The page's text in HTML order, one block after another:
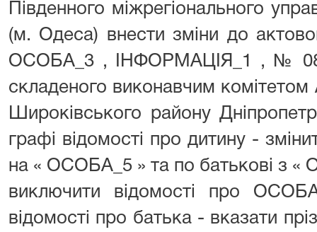
Південного міжрегіонального
(м. Одеса) внести зміни до
ОСОБА_3 , ІНФОРМАЦІЯ_1 , № 08
складеного виконавчим комітетом
Широківського району
графі відомості про дитину -
на « ОСОБА_5 » та по батькові з
виключити відомості про
відомості про батька - вказати